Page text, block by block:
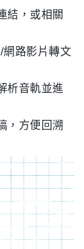
結，或相關
路影片轉文
析音軌並進
，方便回溯